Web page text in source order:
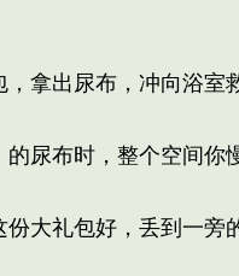
拿出尿布，冲向浴室
尿布时，整个空间你
大礼包好，丢到一旁